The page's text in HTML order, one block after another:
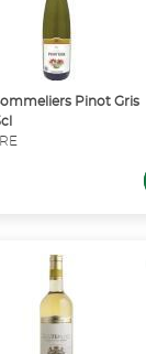
Pinot Gris